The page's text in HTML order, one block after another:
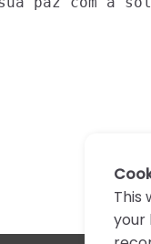
This
your